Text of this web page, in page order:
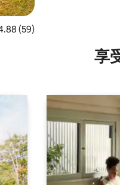
评分 4.88 分（满分 5 分），
(59)
享